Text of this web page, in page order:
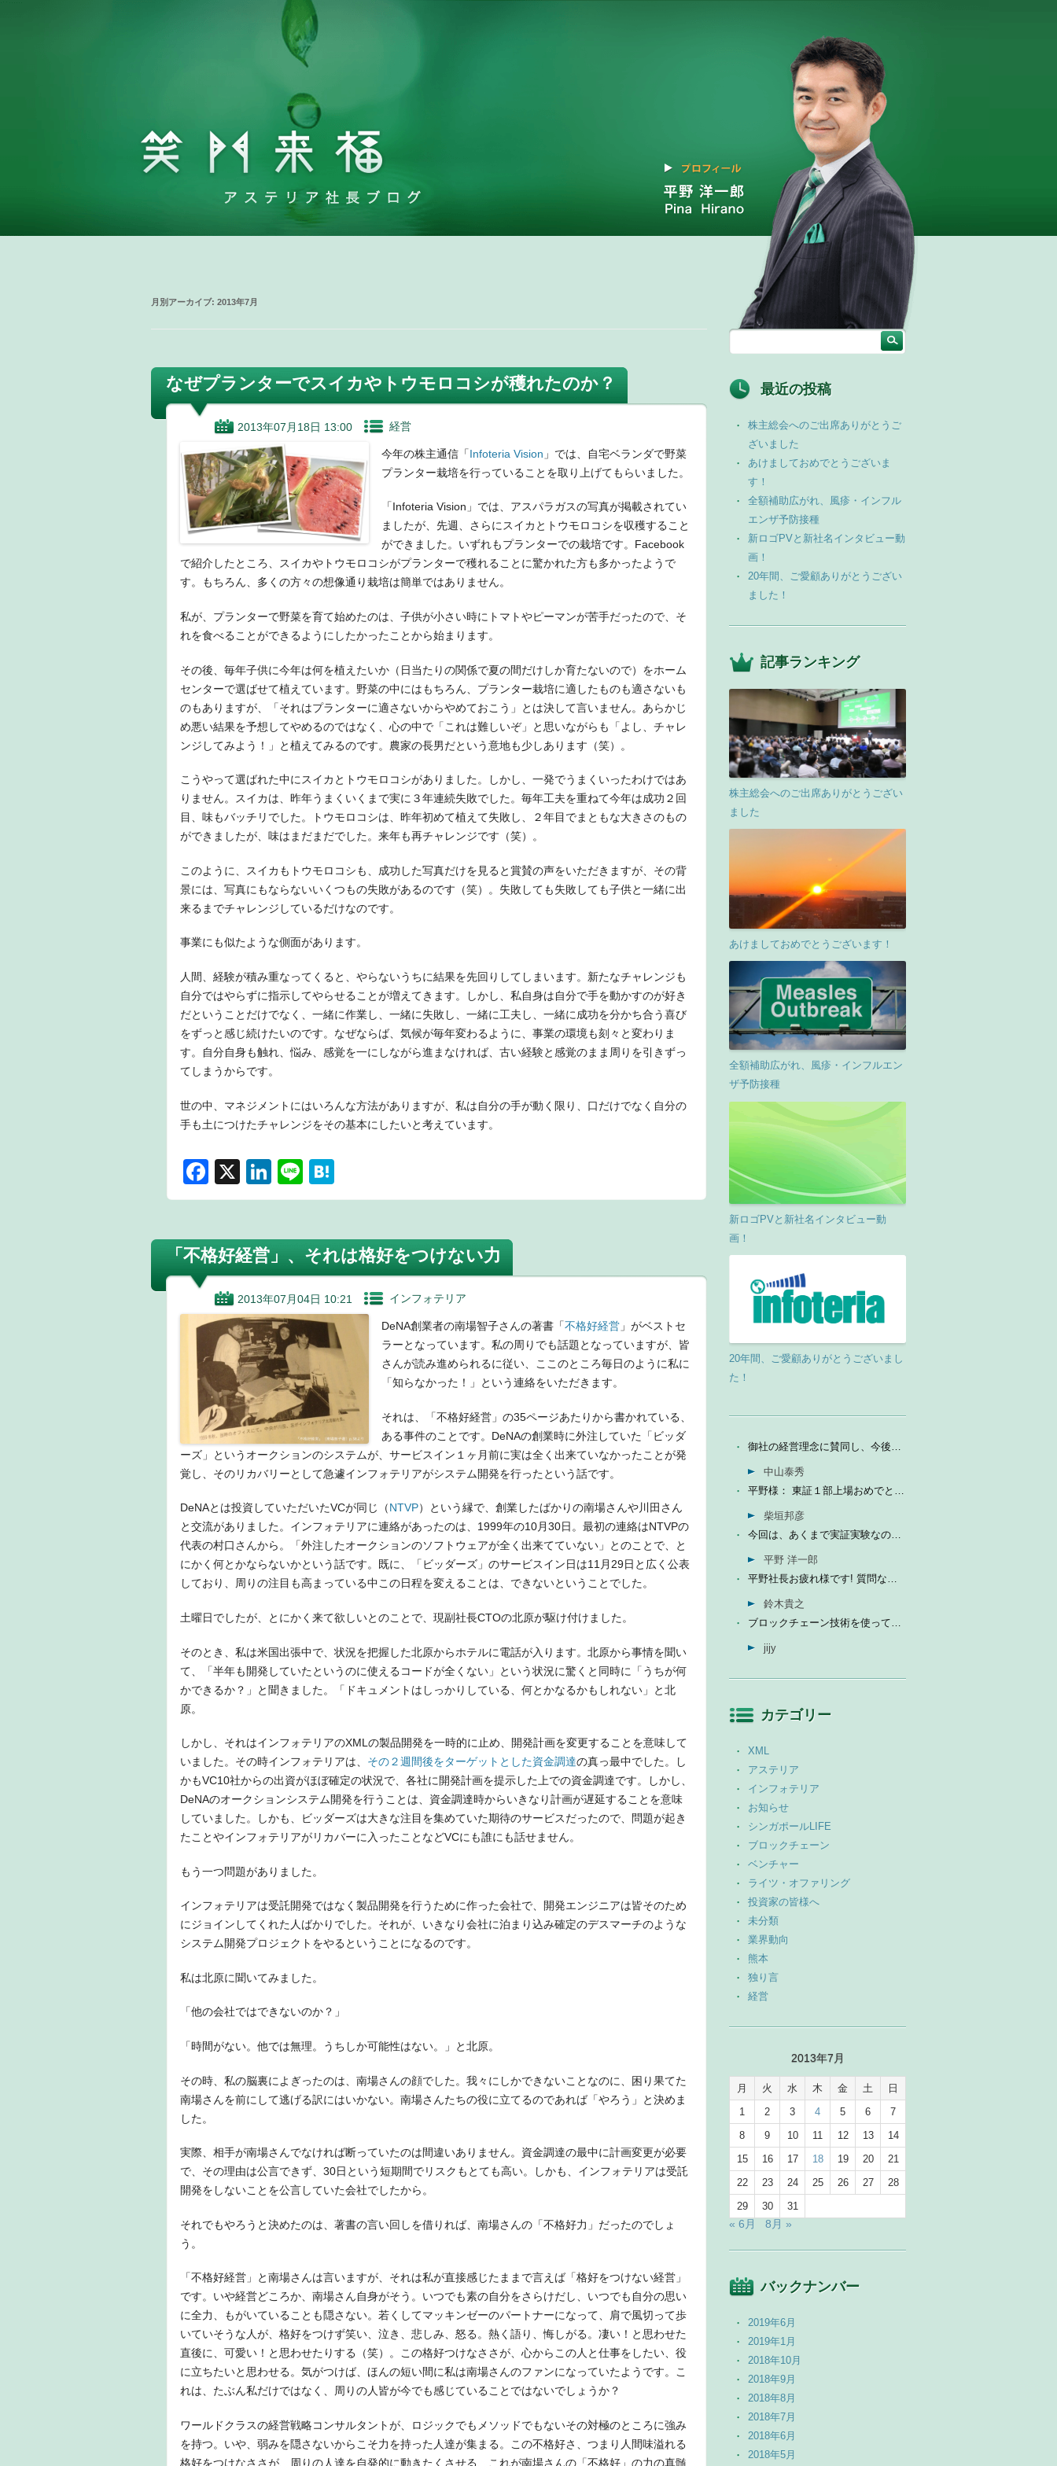
月別アーカイブ: 2013年7月
なぜプランターでスイカやトウモロコシが穫れたのか？
2013年07月18日 13:00 経営
今年の株主通信「Infoteria Vision 」では、自宅ベランダで野菜
プランター栽培を行っていることを取り上げてもらいました。
「Infoteria Vision」では、アスパラガスの写真が掲載されてい
ましたが、先週、さらにスイカとトウモロコシを収穫すること
ができました。いずれもプランターでの栽培です。Facebook
で紹介したところ、スイカやトウモロコシがプランターで穫れることに驚かれた方も多かったようで
す。もちろん、多くの方々の想像通り栽培は簡単ではありません。
私が、プランターで野菜を育て始めたのは、子供が小さい時にトマトやピーマンが苦手だったので、そ
れを食べることができるようにしたかったことから始まります。
その後、毎年子供に今年は何を植えたいか（日当たりの関係で夏の間だけしか育たないので）をホーム
センターで選ばせて植えています。野菜の中にはもちろん、プランター栽培に適したものも適さないも
のもありますが、「それはプランターに適さないからやめておこう」とは決して言いません。あらかじ
め悪い結果を予想してやめるのではなく、心の中で「これは難しいぞ」と思いながらも「よし、チャレ
ンジしてみよう！」と植えてみるのです。農家の長男だという意地も少しあります（笑）。
こうやって選ばれた中にスイカとトウモロコシがありました。しかし、一発でうまくいったわけではあ
りません。スイカは、昨年うまくいくまで実に３年連続失敗でした。毎年工夫を重ねて今年は成功２回
目、味もバッチリでした。トウモロコシは、昨年初めて植えて失敗し、２年目でまともな大きさのもの
ができましたが、味はまだまだでした。来年も再チャレンジです（笑）。
このように、スイカもトウモロコシも、成功した写真だけを見ると賞賛の声をいただきますが、その背
景には、写真にもならないいくつもの失敗があるのです（笑）。失敗しても失敗しても子供と一緒に出
来るまでチャレンジしているだけなのです。
事業にも似たような側面があります。
人間、経験が積み重なってくると、やらないうちに結果を先回りしてしまいます。新たなチャレンジも
自分ではやらずに指示してやらせることが増えてきます。しかし、私自身は自分で手を動かすのが好き
だということだけでなく、一緒に作業し、一緒に失敗し、一緒に工夫し、一緒に成功を分かち合う喜び
をずっと感じ続けたいのです。なぜならば、気候が毎年変わるように、事業の環境も刻々と変わりま
す。自分自身も触れ、悩み、感覚を一にしながら進まなければ、古い経験と感覚のまま周りを引きずっ
てしまうからです。
世の中、マネジメントにはいろんな方法がありますが、私は自分の手が動く限り、口だけでなく自分の
手も土につけたチャレンジをその基本にしたいと考えています。
F
a
e
b
o
o
k
X
Li
n
e
dI
n
Li
n
at
n
a
「不格好経営」、それは格好をつけない力
2013年07月04日 10:21 インフォテリア
DeNA創業者の南場智子さんの著書「不格好経営 」がベストセ
ラーとなっています。私の周りでも話題となっていますが、皆
さんが読み進められるに従い、ここのところ毎日のように私に
「知らなかった！」という連絡をいただきます。
それは、「不格好経営」の35ページあたりから書かれている、
ある事件のことです。DeNAの創業時に外注していた「ビッダ
ーズ」というオークションのシステムが、サービスイン１ヶ月前に実は全く出来ていなかったことが発
覚し、そのリカバリーとして急遽インフォテリアがシステム開発を行ったという話です。
DeNAとは投資していただいたVCが同じ（NTVP）という縁で、創業したばかりの南場さんや川田さん
と交流がありました。インフォテリアに連絡があったのは、1999年の10月30日。最初の連絡はNTVPの
代表の村口さんから。「外注したオークションのソフトウェアが全く出来てていない」とのことで、と
にかく何とかならないかという話です。既に、「ビッダーズ」のサービスイン日は11月29日と広く公表
しており、周りの注目も高まっている中この日程を変えることは、できないということでした。
土曜日でしたが、とにかく来て欲しいとのことで、現副社長CTOの北原が駆け付けました。
そのとき、私は米国出張中で、状況を把握した北原からホテルに電話が入ります。北原から事情を聞い
て、「半年も開発していたというのに使えるコードが全くない」という状況に驚くと同時に「うちが何
かできるか？」と聞きました。「ドキュメントはしっかりしている、何とかなるかもしれない」と北
原。
しかし、それはインフォテリアのXMLの製品開発を一時的に止め、開発計画を変更することを意味して
いました。その時インフォテリアは、 その２週間後をターゲットとした資金調達の真っ最中でした。し
かもVC10社からの出資がほぼ確定の状況で、各社に開発計画を提示した上での資金調達です。しかし、
DeNAのオークションシステム開発を行うことは、資金調達時からいきなり計画が遅延することを意味
していました。しかも、ビッダーズは大きな注目を集めていた期待のサービスだったので、問題が起き
たことやインフォテリアがリカバーに入ったことなどVCにも誰にも話せません。
もう一つ問題がありました。
インフォテリアは受託開発ではなく製品開発を行うために作った会社で、開発エンジニアは皆そのため
にジョインしてくれた人ばかりでした。それが、いきなり会社に泊まり込み確定のデスマーチのような
システム開発プロジェクトをやるということになるのです。
私は北原に聞いてみました。
「他の会社ではできないのか？」
「時間がない。他では無理。うちしか可能性はない。」と北原。
その時、私の脳裏によぎったのは、南場さんの顔でした。我々にしかできないことなのに、困り果てた
南場さんを前にして逃げる訳にはいかない。南場さんたちの役に立てるのであれば「やろう」と決めま
した。
実際、相手が南場さんでなければ断っていたのは間違いありません。資金調達の最中に計画変更が必要
で、その理由は公言できず、30日という短期間でリスクもとても高い。しかも、インフォテリアは受託
開発をしないことを公言していた会社でしたから。
それでもやろうと決めたのは、著書の言い回しを借りれば、南場さんの「不格好力」だったのでしょ
う。
「不格好経営」と南場さんは言いますが、それは私が直接感じたままで言えば「格好をつけない経営」
です。いや経営どころか、南場さん自身がそう。いつでも素の自分をさらけだし、いつでも自分の思い
に全力、もがいていることも隠さない。若くしてマッキンゼーのパートナーになって、肩で風切って歩
いていそうな人が、格好をつけず笑い、泣き、悲しみ、怒る。熱く語り、悔しがる。凄い！と思わせた
直後に、可愛い！と思わせたりする（笑）。この格好つけなささが、心からこの人と仕事をしたい、役
に立ちたいと思わせる。気がつけば、ほんの短い間に私は南場さんのファンになっていたようです。こ
れは、たぶん私だけではなく、周りの人皆が今でも感じていることではないでしょうか？
ワールドクラスの経営戦略コンサルタントが、ロジックでもメソッドでもないその対極のところに強み
を持つ。いや、弱みを隠さないからこそ力を持った人達が集まる。この不格好さ、つまり人間味溢れる
格好をつけなささが、周りの人達を自発的に動きたくさせる、これが南場さんの「不格好」の力の真髄
最近の投稿
株主総会へのご出席ありがとうご
ざいました
あけましておめでとうございま
す！
全額補助広がれ、風疹・インフル
エンザ予防接種
新ロゴPVと新社名インタビュー動
画！
20年間、ご愛顧ありがとうござい
ました！
記事ランキング
株主総会へのご出席ありがとうござい
ました
あけましておめでとうございます！
全額補助広がれ、風疹・インフルエン
ザ予防接種
新ロゴPVと新社名インタビュー動
画！
20年間、ご愛顧ありがとうございまし
た！
御社の経営理念に賛同し、今後の成長を期待して今日微量なが...
中山泰秀
平野様： 東証１部上場おめでとうございます。ひとえに平...
柴垣邦彦
今回は、あくまで実証実験なので、当社の売上に関しては未定...
平野 洋一郎
平野社長お疲れ様です! 質問なんですが、インフォテリアはソ...
鈴木貴之
ブロックチェーン技術を使って、現状それなりに触れる機会が...
jijy
カテゴリー
XML
アステリア
インフォテリア
お知らせ
シンガポールLIFE
ブロックチェーン
ベンチャー
ライツ・オファリング
投資家の皆様へ
未分類
業界動向
熊本
独り言
経営
2013年7月
月 火 水 木 金 土
日
1
2 3 4 5 6
7
8
9 10 11 12 13
14
15
16 17 18 19 20
21
22
23 24 25 26 27
28
29
30 31
« 6月 8月 »
バックナンバー
2019年6月
2019年1月
2018年10月
2018年9月
2018年8月
2018年7月
2018年6月
2018年5月